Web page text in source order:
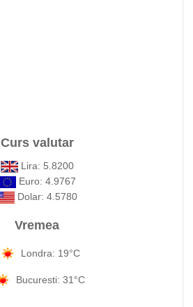
Curs valutar
Lira: 5.8200
Euro: 4.9767
Dolar: 4.5780
Vremea
Londra: 19°C
Bucuresti: 31°C